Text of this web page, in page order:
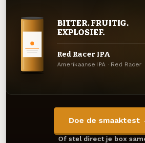
BITTER. FRUITIG.
EXPLOSIEF.
Red Racer IPA
Amerikaanse IPA · Red Racer
Doe de smaaktest
Of stel direct je box